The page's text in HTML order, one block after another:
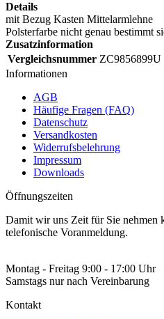
Details
mit Bezug Kasten Mittelarmlehne
Polsterfarbe nicht genau bestimmt
Zusatzinformation
Vergleichsnummer ZC9856899U
Informationen
AGB
Häufige Fragen (FAQ)
Datenschutz
Versandkosten
Widerrufsbelehrung
Impressum
Downloads
Öffnungszeiten
Damit wir uns Zeit für Sie nehmen
telefonische Voranmeldung.
Montag - Freitag 9:00 - 17:00 Uhr
Samstags nur nach Vereinbarung
Kontakt